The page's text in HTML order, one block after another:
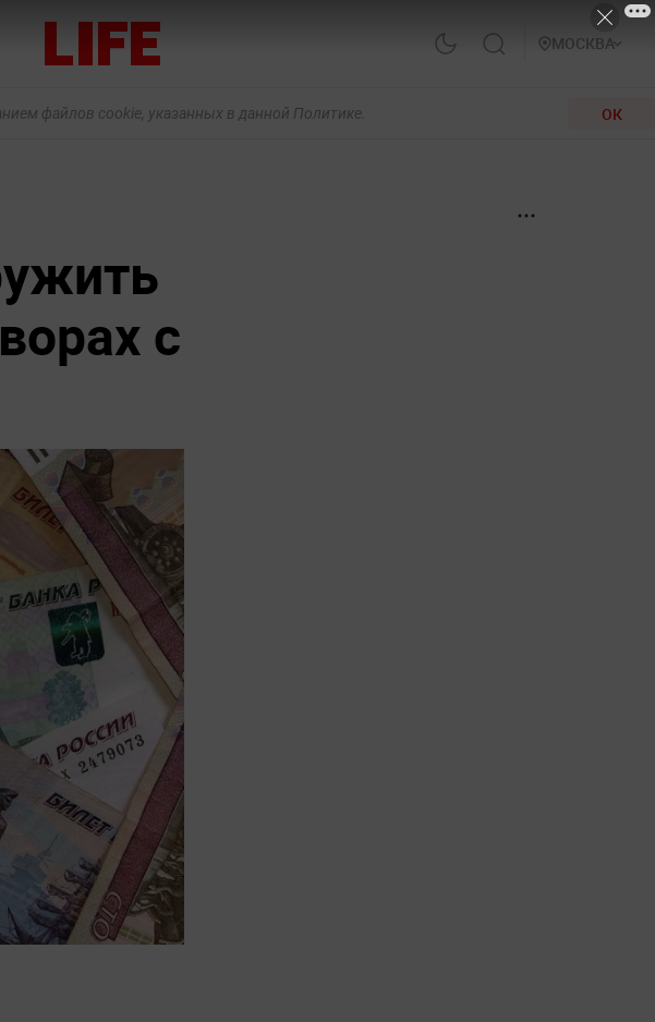
МОСКВА
файлов cookie, указанных в данной Политике. ОК
с